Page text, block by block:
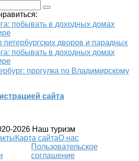
побывать в доходных домах
дворов и парадных
побывать в доходных домах
прогулка по Владимирскому
сайта
2026 Наш туризм
Карта сайтаО нас
Пользовательское
соглашение